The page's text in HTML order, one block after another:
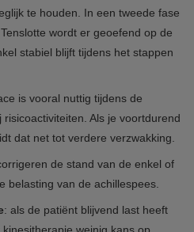
te houden. In een tweede fase
wordt er geoefend op de
stabiel blijft tijdens het stappen
is vooral nuttig tijdens de
Als je voortdurend
dat net tot verdere verzwakking.
de stand van de enkel of
belasting van de achillespees.
: als de patiënt blijvend last heeft